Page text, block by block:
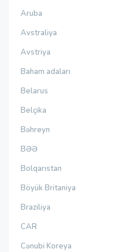
Aruba
Avstraliya
Avstriya
Baham adaları
Belarus
Belçika
Bəhreyn
BƏƏ
Bolqarıstan
Böyük Britaniya
Braziliya
CAR
Cənubi Koreya